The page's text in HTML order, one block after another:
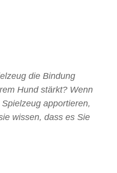
die Bindung
Hund stärkt? Wenn
apportieren,
wissen, dass es Sie